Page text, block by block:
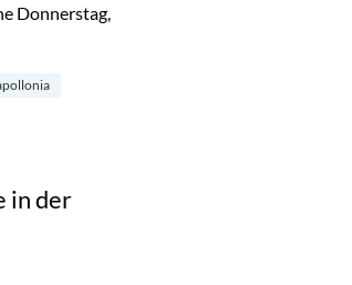
Donnerstag,
en Ärm mit de Refrather Ritterköpp“
in der